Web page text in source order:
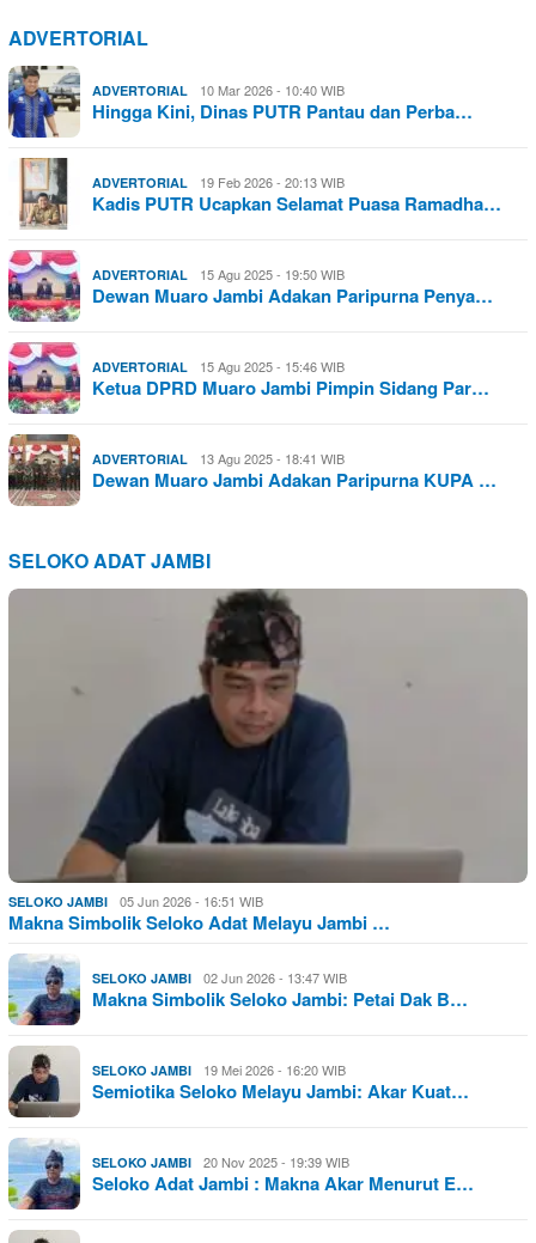
ADVERTORIAL
ADVERTORIAL 10 Mar 2026 - 10:40 WIB
Hingga Kini, Dinas PUTR Pantau dan Perba…
ADVERTORIAL 19 Feb 2026 - 20:13 WIB
Kadis PUTR Ucapkan Selamat Puasa Ramadha…
ADVERTORIAL 15 Agu 2025 - 19:50 WIB
Dewan Muaro Jambi Adakan Paripurna Penya…
ADVERTORIAL 15 Agu 2025 - 15:46 WIB
Ketua DPRD Muaro Jambi Pimpin Sidang Par…
ADVERTORIAL 13 Agu 2025 - 18:41 WIB
Dewan Muaro Jambi Adakan Paripurna KUPA …
SELOKO ADAT JAMBI
SELOKO JAMBI 05 Jun 2026 - 16:51 WIB
Makna Simbolik Seloko Adat Melayu Jambi …
SELOKO JAMBI 02 Jun 2026 - 13:47 WIB
Makna Simbolik Seloko Jambi: Petai Dak B…
SELOKO JAMBI 19 Mei 2026 - 16:20 WIB
Semiotika Seloko Melayu Jambi: Akar Kuat…
SELOKO JAMBI 20 Nov 2025 - 19:39 WIB
Seloko Adat Jambi : Makna Akar Menurut E…